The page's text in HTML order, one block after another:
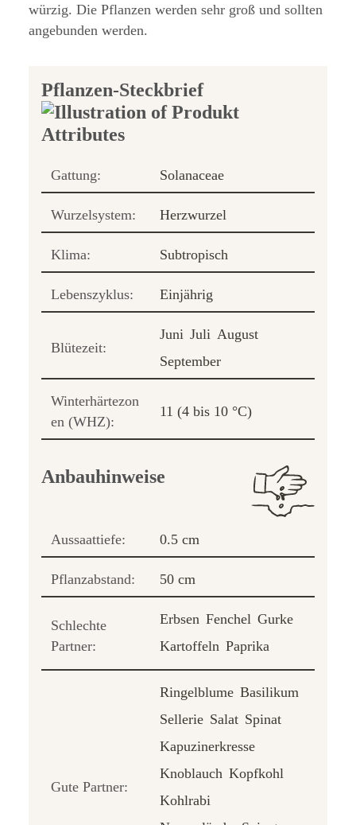
würzig. Die Pflanzen werden sehr groß und sollten
angebunden werden.
Pflanzen-Steckbrief
Gattung: Solanaceae
Wurzelsystem: Herzwurzel
Klima: Subtropisch
Lebenszyklus: Einjährig
Blütezeit:
Juni Juli August
September
Winterhärtezon
en (WHZ):
11 (4 bis 10 °C)
Anbauhinweise
Aussaattiefe: 0.5 cm
Pflanzabstand: 50 cm
Schlechte
Partner:
Erbsen Fenchel Gurke
Kartoffeln Paprika
Gute Partner:
Ringelblume Basilikum
Sellerie Salat Spinat
Kapuzinerkresse
Knoblauch Kopfkohl
Kohlrabi